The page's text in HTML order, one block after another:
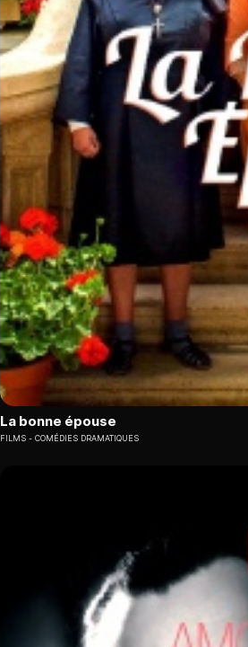
La bonne épouse
FILMS COMÉDIES DRAMATIQUES